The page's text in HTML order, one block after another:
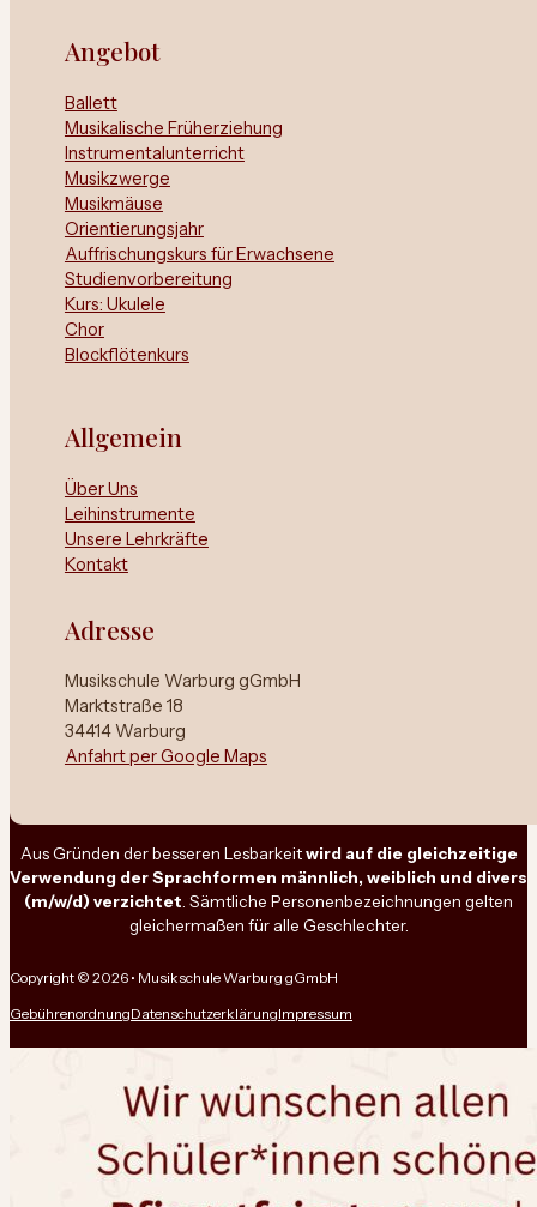
Angebot
Ballett
Musikalische Früherziehung
Instrumentalunterricht
Musikzwerge
Musikmäuse
Orientierungsjahr
Auffrischungskurs für Erwachsene
Studienvorbereitung
Kurs: Ukulele
Chor
Blockflötenkurs
Allgemein
Über Uns
Leihinstrumente
Unsere Lehrkräfte
Kontakt
Adresse
Musikschule Warburg gGmbH
Marktstraße 18
34414 Warburg
Anfahrt per Google Maps
Aus Gründen der besseren Lesbarkeitwird auf die gleichzeitige
Verwendung der Sprachformen männlich, weiblich und divers
(m/w/d) verzichtet . Sämtliche Personenbezeichnungen gelten
gleichermaßen für alle Geschlechter.
Copyright © 2026 • Musikschule Warburg gGmbH
GebührenordnungDatenschutzerklärungImpressum